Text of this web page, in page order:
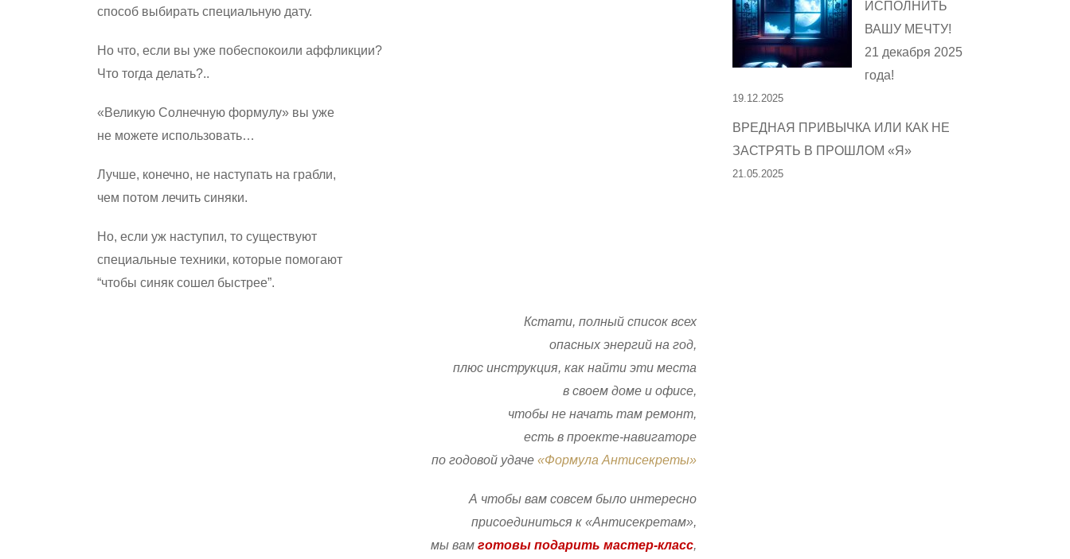
способ выбирать специальную дату.
Но что, если вы уже побеспокоили аффликции?
Что тогда делать?..
«Великую Солнечную формулу» вы уже
не можете использовать…
Лучше, конечно, не наступать на грабли,
чем потом лечить синяки.
Но, если уж наступил, то существуют
специальные техники, которые помогают
“чтобы синяк сошел быстрее”.
Кстати, полный список всех
опасных энергий на год,
плюс инструкция, как найти эти места
в своем доме и офисе,
чтобы не начать там ремонт,
есть в проекте-навигаторе
по годовой удаче«Формула Антисекреты»
А чтобы вам совсем было интересно
присоединиться к «Антисекретам»,
мы вамготовы подарить мастер-класс,
ИСПОЛНИТЬ
ВАШУ МЕЧТУ!
21 декабря 2025
года!
19.12.2025
ВРЕДНАЯ ПРИВЫЧКА ИЛИ КАК НЕ
ЗАСТРЯТЬ В ПРОШЛОМ «Я»
21.05.2025